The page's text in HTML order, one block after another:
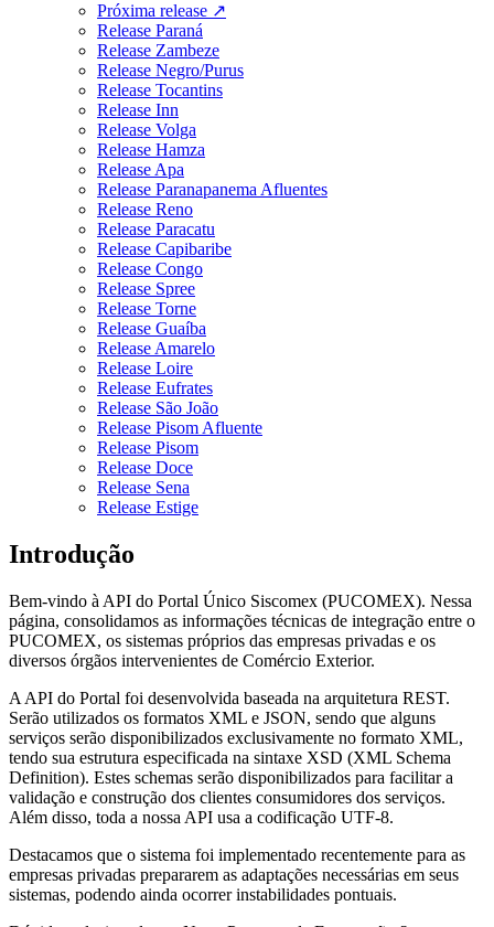
Próxima release ↗
Release Paraná
Release Zambeze
Release Negro/Purus
Release Tocantins
Release Inn
Release Volga
Release Hamza
Release Apa
Release Paranapanema Afluentes
Release Reno
Release Paracatu
Release Capibaribe
Release Congo
Release Spree
Release Torne
Release Guaíba
Release Amarelo
Release Loire
Release Eufrates
Release São João
Release Pisom Afluente
Release Pisom
Release Doce
Release Sena
Release Estige
Introdução
Bem-vindo à API do Portal Único Siscomex (PUCOMEX). Nessa
página, consolidamos as informações técnicas de integração entre o
PUCOMEX, os sistemas próprios das empresas privadas e os
diversos órgãos intervenientes de Comércio Exterior.
A API do Portal foi desenvolvida baseada na arquitetura REST.
Serão utilizados os formatos XML e JSON, sendo que alguns
serviços serão disponibilizados exclusivamente no formato XML,
tendo sua estrutura especificada na sintaxe XSD (XML Schema
Definition). Estes schemas serão disponibilizados para facilitar a
validação e construção dos clientes consumidores dos serviços.
Além disso, toda a nossa API usa a codificação UTF-8.
Destacamos que o sistema foi implementado recentemente para as
empresas privadas prepararem as adaptações necessárias em seus
sistemas, podendo ainda ocorrer instabilidades pontuais.